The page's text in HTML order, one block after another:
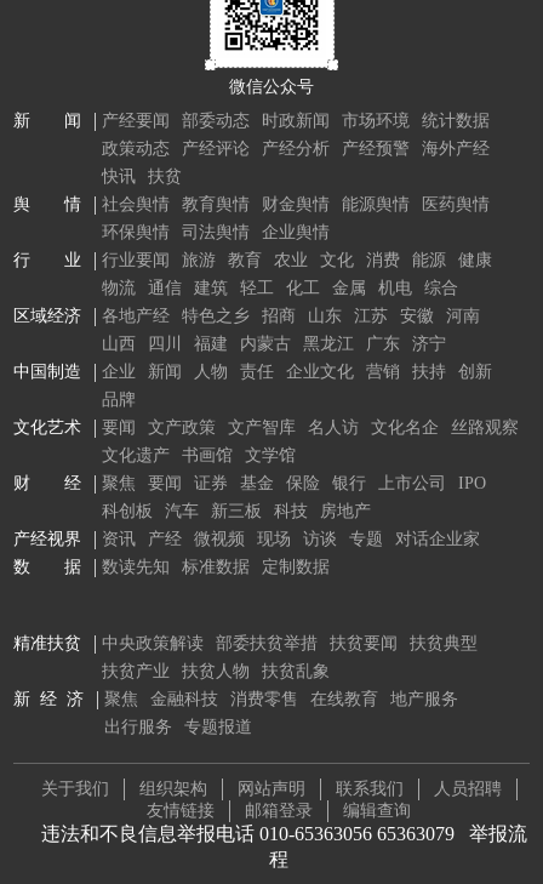
微信公众号
新 闻
产经要闻 部委动态 时政新闻 市场环境
统计数据
政策动态
产经评论 产经分析 产经预警
海外产经
快讯
扶贫
舆 情
社会舆情 教育舆情 财金舆情 能源舆情
医药舆情
环保舆情
司法舆情
企业舆情
行 业
行业要闻 旅游 教育 农业 文化 消费 能源
健康
物流
通信 建筑 轻工 化工 金属 机电
综合
区域经济
各地产经 特色之乡 招商 山东 江苏 安徽
河南
山西
四川 福建 内蒙古 黑龙江 广东
济宁
中国制造
企业 新闻 人物 责任 企业文化 营销 扶持
创新
品牌
文化艺术
要闻 文产政策 文产智库 名人访 文化名企
丝路观察
文化遗产
书画馆
文学馆
财 经
聚焦 要闻 证券 基金 保险 银行 上市公司
IPO
科创板
汽车 新三板 科技
房地产
产经视界
资讯 产经 微视频 现场 访谈 专题
对话企业家
数 据
数读先知 标准数据 定制数据
精准扶贫 中央政策解读 部委扶贫举措 扶贫要闻
扶贫典型
扶贫产业
扶贫人物
扶贫乱象
新 经 济
聚焦 金融科技 消费零售 在线教育
地产服务
出行服务
专题报道
关于我们 组织架构 网站声明 联系我们
人员招聘
友情链接
邮箱登录 编辑查询
违法和不良信息举报电话 010-65363056 65363079 举报流
程